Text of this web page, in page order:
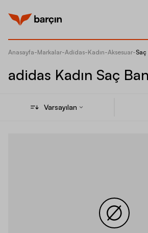
Anasayfa-Markalar-Adidas-Kadın-Aksesuar-Saç
adidas Kadın Saç
Varsayılan